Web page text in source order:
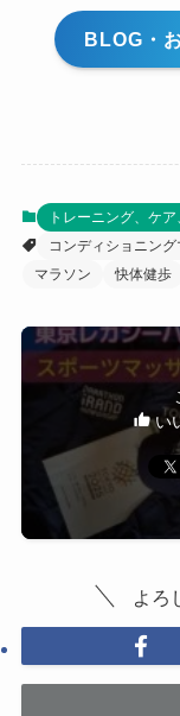
BLOG・
トレーニング、ケ
コンディショニング
マラソン
快体健歩
い
よろ